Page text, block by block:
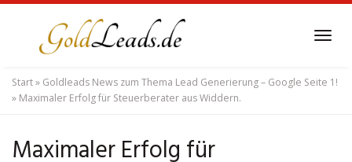
content
Start» Goldleads News zum Thema Lead Generierung – Google Seite 1!
» Maximaler Erfolg für Steuerberater aus Widdern.
Maximaler Erfolg für